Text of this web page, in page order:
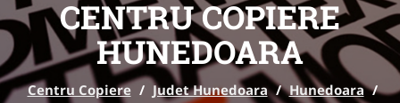
CENTRU COPIERE
HUNEDOARA
Centru Copiere / Judet Hunedoara / Hunedoara /